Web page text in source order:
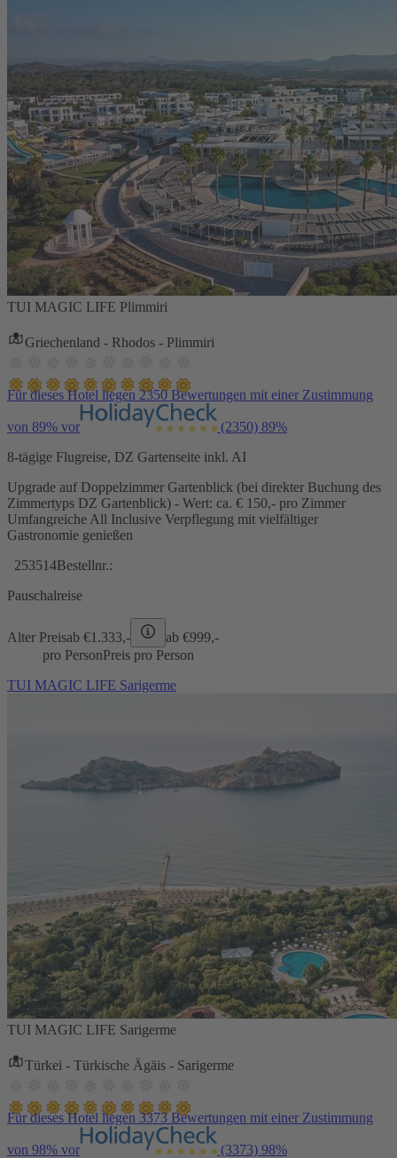
TUI MAGIC LIFE Plimmiri
Griechenland - Rhodos - Plimmiri
Für dieses Hotel liegen 2350 Bewertungen mit einer Zustimmung
von 89% vor (2350) 89%
8-tägige Flugreise, DZ Gartenseite inkl. AI
Upgrade auf Doppelzimmer Gartenblick (bei direkter Buchung des
Zimmertyps DZ Gartenblick) - Wert: ca. € 150,- pro Zimmer
Umfangreiche All Inclusive Verpflegung mit vielfältiger
Gastronomie genießen
253514Bestellnr.:
Pauschalreise
Alter Preisab €1.333,- ab €999,-
pro PersonPreis pro Person
TUI MAGIC LIFE Sarigerme
TUI MAGIC LIFE Sarigerme
Türkei - Türkische Ägäis - Sarigerme
Für dieses Hotel liegen 3373 Bewertungen mit einer Zustimmung
von 98% vor (3373) 98%